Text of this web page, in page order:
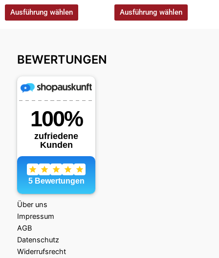
Ausführung wählen Ausführung wählen
BEWERTUNGEN
Über uns
Impressum
AGB
Datenschutz
Widerrufsrecht